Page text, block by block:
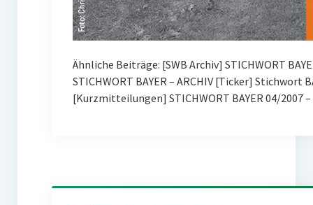
Ähnliche Beiträge: [SWB Archiv] STICHWORT
STICHWORT BAYER – ARCHIV [Ticker] Stichwort
[Kurzmitteilungen] STICHWORT BAYER 04/2007